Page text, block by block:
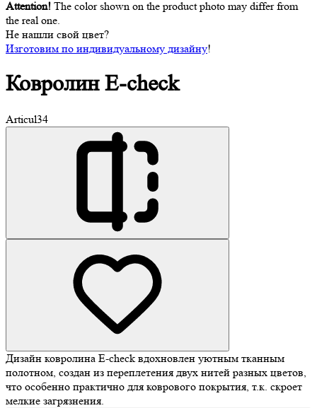
Attention! The color shown on the product photo may differ from
the real one.
Не нашли свой цвет?
Изготовим по индивидуальному дизайну!
КовролинE-check
Articul34
Дизайн ковролина E-check вдохновлен уютным тканным
полотном, создан из переплетения двух нитей разных цветов,
что особенно практично для коврового покрытия, т.к. скроет
мелкие загрязнения.